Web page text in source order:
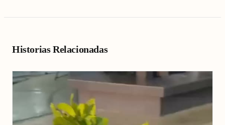
Historias Relacionadas